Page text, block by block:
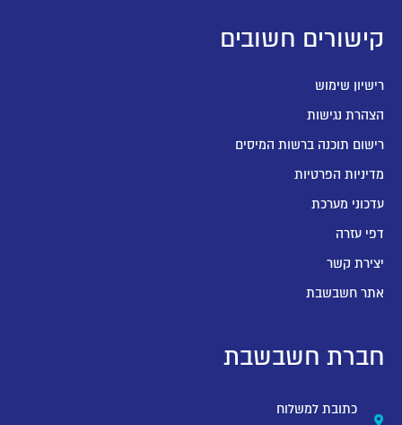
קישורים חשובים
רישיון שימוש
הצהרת נגישות
רישום תוכנה ברשות המיסים
מדיניות הפרטיות
עדכוני מערכת
דפי עזרה
יצירת קשר
אתר חשבשבת
חברת חשבשבת
כתובת למשלוח